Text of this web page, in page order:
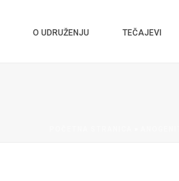
O UDRUŽENJU TEČAJEVI